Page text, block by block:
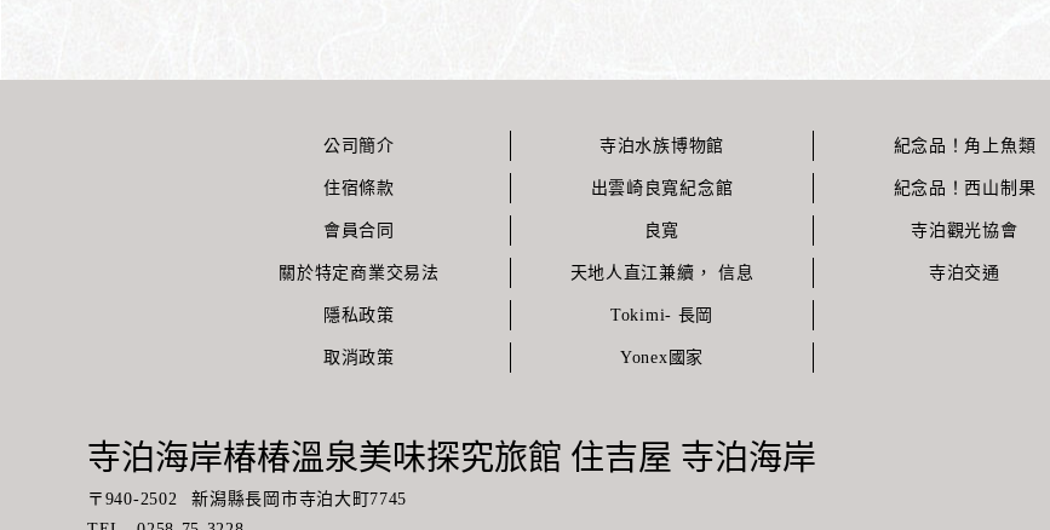
公司簡介
住宿條款
會員合同
關於特定商業交易法
隱私政策
取消政策
寺泊水族博物館
出雲崎良寬紀念館
良寬
天地人直江兼續， 信息
Tokimi- 長岡
Yonex國家
紀念品！角上魚類
紀念品！西山制果
寺泊觀光協會
寺泊交通
寺泊海岸椿椿溫泉美味探究旅館 住吉屋 寺泊海岸
〒 940-2502
新潟縣長岡市寺泊大町7745